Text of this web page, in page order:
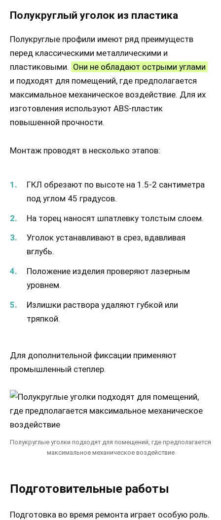
Полукруглый уголок из пластика
Полукруглые профили имеют ряд преимуществ
перед классическими металлическими и
пластиковыми. Они не обладают острыми углами
и подходят для помещений, где предполагается
максимальное механическое воздействие. Для их
изготовления используют ABS-пластик
повышенной прочности.
Монтаж проводят в несколько этапов:
ГКЛ обрезают по высоте на 1.5-2 сантиметра
под углом 45 градусов.
На торец наносят шпатлевку толстым слоем.
Уголок устанавливают в срез, вдавливая
вглубь.
Положение изделия проверяют лазерным
уровнем.
Излишки раствора удаляют губкой или
тряпкой.
Для дополнительной фиксации применяют
промышленный степлер.
Полукруглые уголки подходят для помещений, где предполагается
максимальное механическое воздействие
Подготовительные работы
Подготовка во время ремонта играет особую роль.